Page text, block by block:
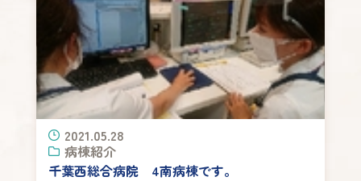
2021.05.28
病棟紹介
千葉西総合病院 4南病棟です。